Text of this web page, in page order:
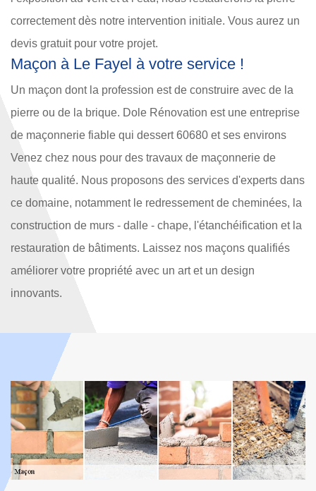
correctement dès notre intervention initiale. Vous aurez un
devis gratuit pour votre projet.
Maçon à Le Fayel à votre service !
Un maçon dont la profession est de construire avec de la
pierre ou de la brique. Dole Rénovation est une entreprise
de maçonnerie fiable qui dessert 60680 et ses environs
Venez chez nous pour des travaux de maçonnerie de
haute qualité. Nous proposons des services d'experts dans
ce domaine, notamment le redressement de cheminées, la
construction de murs - dalle - chape, l'étanchéification et la
restauration de bâtiments. Laissez nos maçons qualifiés
améliorer votre propriété avec un art et un design
innovants.